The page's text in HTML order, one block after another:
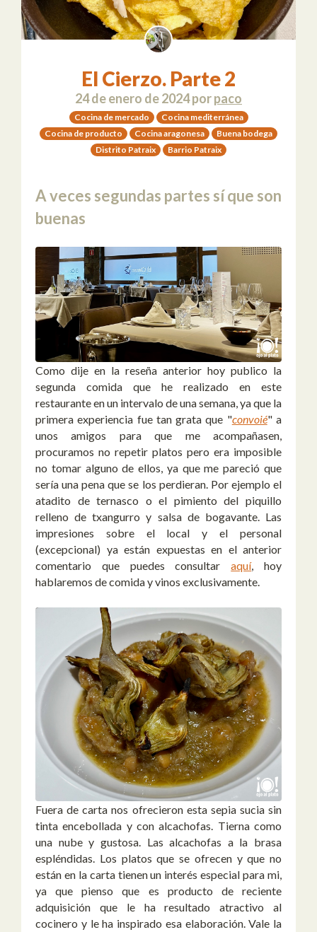
El Cierzo. Parte 2
24 de enero de 2024porpaco
Cocina de mercado
Cocina mediterránea
Cocina de producto
Cocina aragonesa
Buena bodega
Distrito Patraix
Barrio Patraix
A veces segundas partes sí que son
buenas
Como dije en la reseña anterior hoy publico la
segunda comida que he realizado en este
restaurante en un intervalo de una semana, ya que la
primera experiencia fue tan grata que "convoié" a
unos amigos para que me acompañasen,
procuramos no repetir platos pero era imposible
no tomar alguno de ellos, ya que me pareció que
sería una pena que se los perdieran. Por ejemplo el
atadito de ternasco o el pimiento del piquillo
relleno de txangurro y salsa de bogavante. Las
impresiones sobre el local y el personal
(excepcional) ya están expuestas en el anterior
comentario que puedes consultaraquí, hoy
hablaremos de comida y vinos exclusivamente.
Fuera de carta nos ofrecieron esta sepia sucia sin
tinta encebollada y con alcachofas. Tierna como
una nube y gustosa. Las alcachofas a la brasa
espléndidas. Los platos que se ofrecen y que no
están en la carta tienen un interés especial para mi,
ya que pienso que es producto de reciente
adquisición que le ha resultado atractivo al
cocinero y le ha inspirado esa elaboración. Vale la